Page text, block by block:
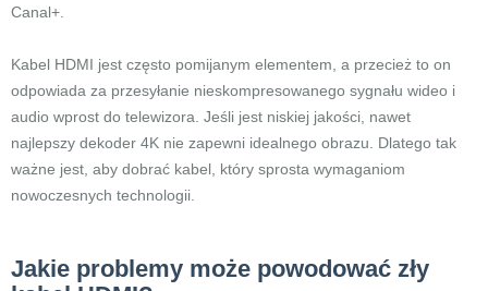
Canal+.
Kabel HDMI jest często pomijanym elementem, a przecież to on
odpowiada za przesyłanie nieskompresowanego sygnału wideo i
audio wprost do telewizora. Jeśli jest niskiej jakości, nawet
najlepszy dekoder 4K nie zapewni idealnego obrazu. Dlatego tak
ważne jest, aby dobrać kabel, który sprosta wymaganiom
nowoczesnych technologii.
Jakie problemy może powodować zły